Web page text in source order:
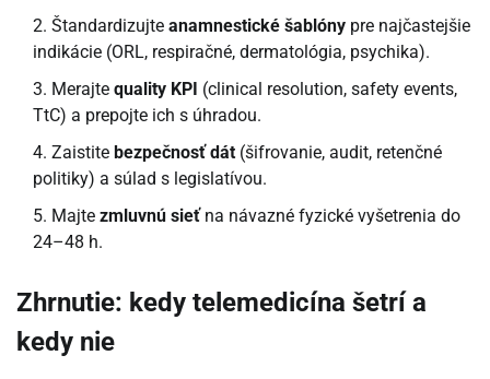
Štandardizujte anamnestické šablóny pre najčastejšie
indikácie (ORL, respiračné, dermatológia, psychika).
Merajte quality KPI (clinical resolution, safety events,
TtC) a prepojte ich s úhradou.
Zaistite bezpečnosť dát (šifrovanie, audit, retenčné
politiky) a súlad s legislatívou.
Majte zmluvnú sieťna návazné fyzické vyšetrenia do
24–48 h.
Zhrnutie: kedy telemedicína šetrí a
kedy nie